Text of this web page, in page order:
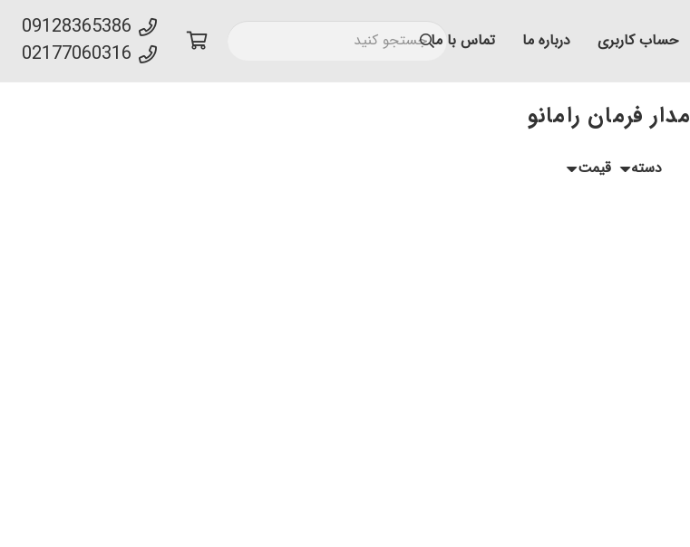
حساب کاربری درباره ما تماس با ما
09128365386
02177060316
مدار فرمان رامانو
دسته قیمت